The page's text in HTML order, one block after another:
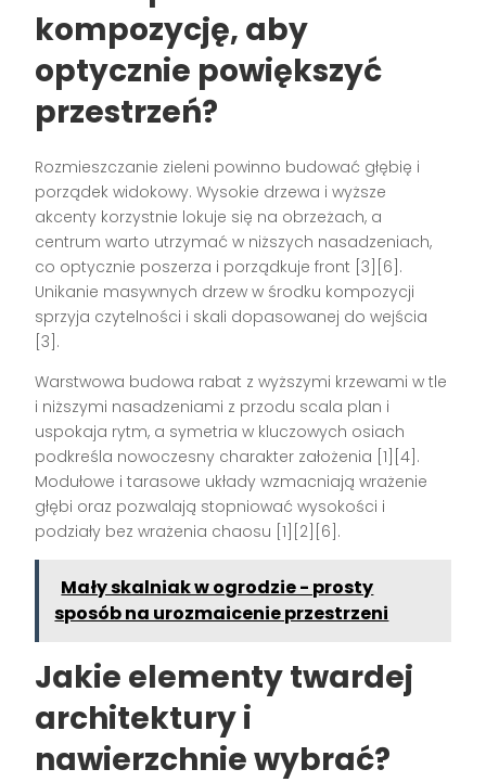
kompozycję, aby
optycznie powiększyć
przestrzeń?
Rozmieszczanie zieleni powinno budować głębię i
porządek widokowy. Wysokie drzewa i wyższe
akcenty korzystnie lokuje się na obrzeżach, a
centrum warto utrzymać w niższych nasadzeniach,
co optycznie poszerza i porządkuje front [3][6].
Unikanie masywnych drzew w środku kompozycji
sprzyja czytelności i skali dopasowanej do wejścia
[3].
Warstwowa budowa rabat z wyższymi krzewami w tle
i niższymi nasadzeniami z przodu scala plan i
uspokaja rytm, a symetria w kluczowych osiach
podkreśla nowoczesny charakter założenia [1][4].
Modułowe i tarasowe układy wzmacniają wrażenie
głębi oraz pozwalają stopniować wysokości i
podziały bez wrażenia chaosu [1][2][6].
Mały skalniak w ogrodzie - prosty
sposób na urozmaicenie przestrzeni
Jakie elementy twardej
architektury i
nawierzchnie wybrać?